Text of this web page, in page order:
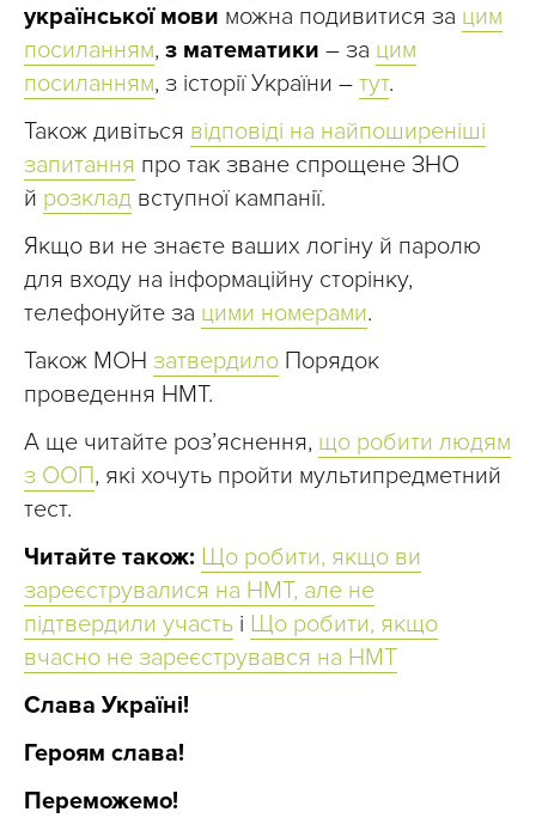
української мови можна подивитися за цим
посиланням, з математики – за цим
посиланням, з історії України – тут.
Також дивіться відповіді на найпоширеніші
запитання про так зване спрощене ЗНО
й розклад вступної кампанії.
Якщо ви не знаєте ваших логіну й паролю
для входу на інформаційну сторінку,
телефонуйте за цими номерами.
Також МОН затвердило Порядок
проведення НМТ.
А ще читайте розʼяснення, що робити людям
з ООП, які хочуть пройти мультипредметний
тест.
Читайте також: Що робити, якщо ви
зареєструвалися на НМТ, але не
підтвердили участь і Що робити, якщо
вчасно не зареєструвався на НМТ
Слава Україні!
Героям слава!
Переможемо!